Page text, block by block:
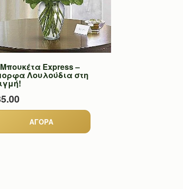
Μπουκέτα Express –
Λουλούδια στη